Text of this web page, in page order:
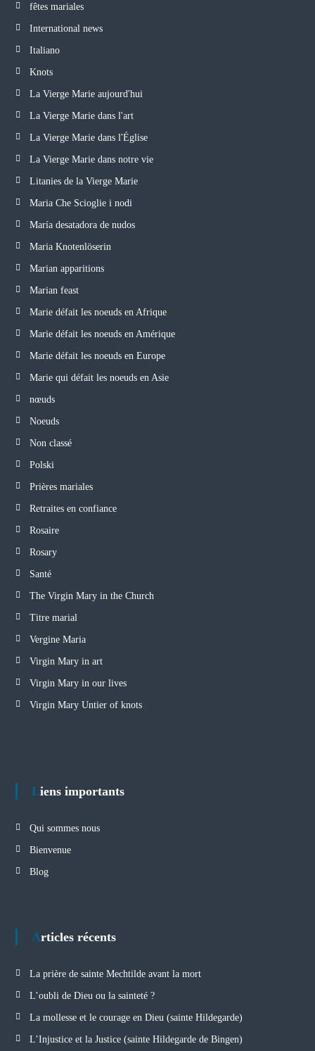
fêtes mariales
International news
Italiano
Knots
La Vierge Marie aujourd'hui
La Vierge Marie dans l'art
La Vierge Marie dans l'Église
La Vierge Marie dans notre vie
Litanies de la Vierge Marie
Maria Che Scioglie i nodi
María desatadora de nudos
Maria Knotenlöserin
Marian apparitions
Marian feast
Marie défait les noeuds en Afrique
Marie défait les noeuds en Amérique
Marie défait les noeuds en Europe
Marie qui défait les noeuds en Asie
nœuds
Noeuds
Non classé
Polski
Prières mariales
Retraites en confiance
Rosaire
Rosary
Santé
The Virgin Mary in the Church
Titre marial
Vergine Maria
Virgin Mary in art
Virgin Mary in our lives
Virgin Mary Untier of knots
Liens importants
Qui sommes nous
Bienvenue
Blog
Articles récents
La prière de sainte Mechtilde avant la mort
L’oubli de Dieu ou la sainteté ?
La mollesse et le courage en Dieu (sainte Hildegarde)
L’Injustice et la Justice (sainte Hildegarde de Bingen)